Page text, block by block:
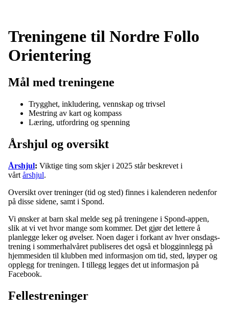
Treningene til Nordre Follo
Orientering
Mål med treningene
Trygghet, inkludering, vennskap og trivsel
Mestring av kart og kompass
Læring, utfordring og spenning
Årshjul og oversikt
Årshjul: Viktige ting som skjer i 2025 står beskrevet i
vårt årshjul.
Oversikt over treninger (tid og sted) finnes i kalenderen nedenfor
på disse sidene, samt i Spond.
Vi ønsker at barn skal melde seg på treningene i Spond-appen,
slik at vi vet hvor mange som kommer. Det gjør det lettere å
planlegge leker og øvelser. Noen dager i forkant av hver onsdags-
trening i sommerhalvåret publiseres det også et blogginnlegg på
hjemmesiden til klubben med informasjon om tid, sted, løyper og
opplegg for treningen. I tillegg legges det ut informasjon på
Facebook.
Fellestreninger